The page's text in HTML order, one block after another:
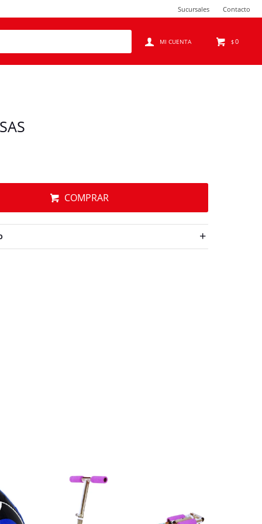
$0
Sucursales Contacto
COMPRAR